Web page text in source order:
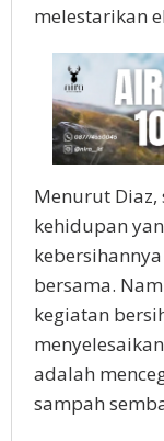
melestarikan
Menurut
kehidupan
bersama.
kegiatan
adalah
sampah